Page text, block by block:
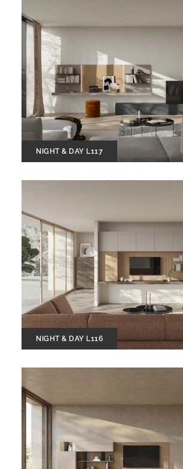
NIGHT & DAY L117
NIGHT & DAY L116